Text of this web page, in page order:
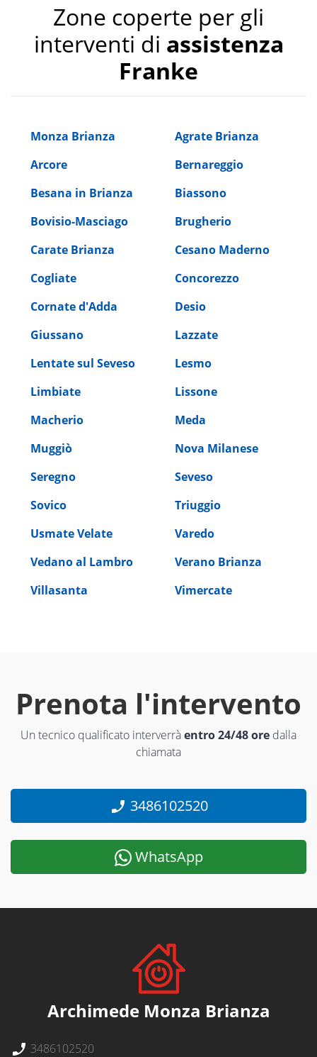
Zone coperte per gli
interventi di assistenza
Franke
Monza Brianza
Agrate Brianza
Arcore
Bernareggio
Besana in Brianza
Biassono
Bovisio-Masciago
Brugherio
Carate Brianza
Cesano Maderno
Cogliate
Concorezzo
Cornate d'Adda
Desio
Giussano
Lazzate
Lentate sul Seveso
Lesmo
Limbiate
Lissone
Macherio
Meda
Muggiò
Nova Milanese
Seregno
Seveso
Sovico
Triuggio
Usmate Velate
Varedo
Vedano al Lambro
Verano Brianza
Villasanta
Vimercate
Prenota l'intervento
Un tecnico qualificato interverràentro 24/48 ore dalla
chiamata
3486102520
WhatsApp
Archimede Monza Brianza
3486102520